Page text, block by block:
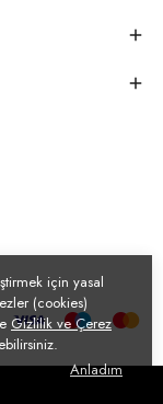
için yasal
(cookies)
Gizlilik ve Çerez
Anladım